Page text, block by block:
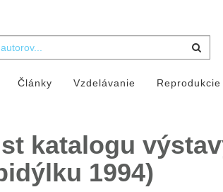
Články Vzdelávanie Reprodukcie
katalogu
1994)